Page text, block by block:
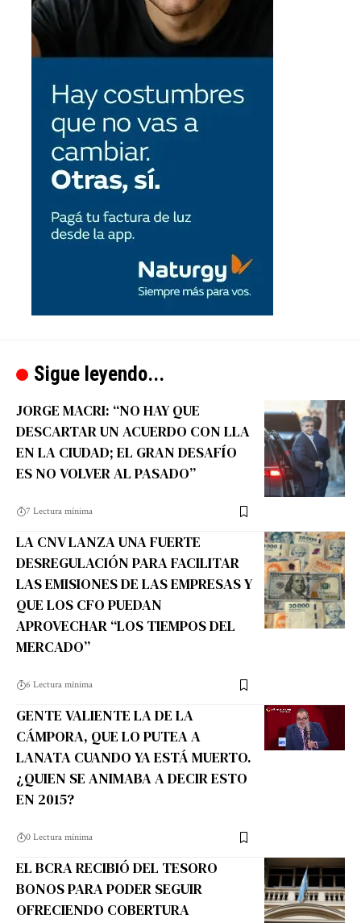
Sigue leyendo...
JORGE MACRI: “NO HAY QUE
DESCARTAR UN ACUERDO CON LLA
EN LA CIUDAD; EL GRAN DESAFÍO
ES NO VOLVER AL PASADO”
7 Lectura mínima
LA CNV LANZA UNA FUERTE
DESREGULACIÓN PARA FACILITAR
LAS EMISIONES DE LAS EMPRESAS Y
QUE LOS CFO PUEDAN
APROVECHAR “LOS TIEMPOS DEL
MERCADO”
6 Lectura mínima
GENTE VALIENTE LA DE LA
CÁMPORA, QUE LO PUTEA A
LANATA CUANDO YA ESTÁ MUERTO.
¿QUIEN SE ANIMABA A DECIR ESTO
EN 2015?
0 Lectura mínima
EL BCRA RECIBIÓ DEL TESORO
BONOS PARA PODER SEGUIR
OFRECIENDO COBERTURA